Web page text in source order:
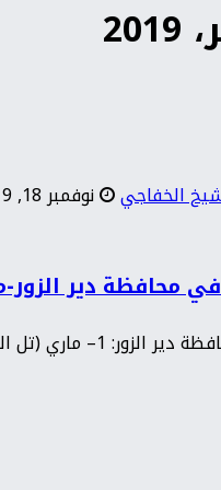
الخفاجي
نوفمبر 18, 2019
محافظة دير
على بعد أحد عشر كيلو متراً…